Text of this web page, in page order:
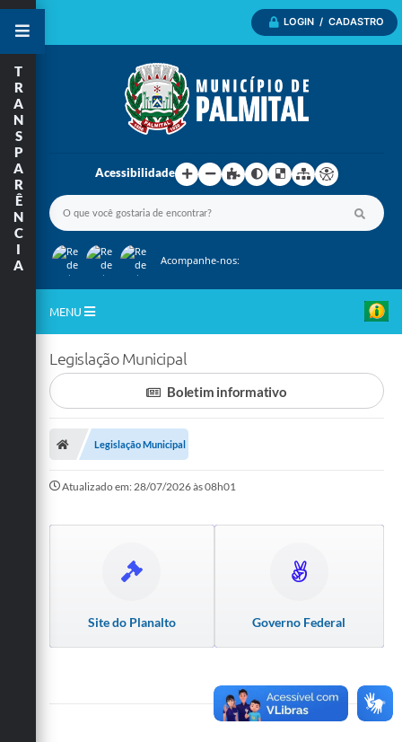
LOGIN / CADASTRO
Acessibilidade
Acompanhe-nos:
MENU
Inicio
A Nossa Cidade
Departamentos
Câmara Municipal
Contato
T
R
A
N
S
P
A
R
Ê
N
C
I
A
Legislação Municipal
Boletim informativo
Legislação Municipal
Atualizado em: 28/07/2026 às 08h01
Site do Planalto Governo Federal